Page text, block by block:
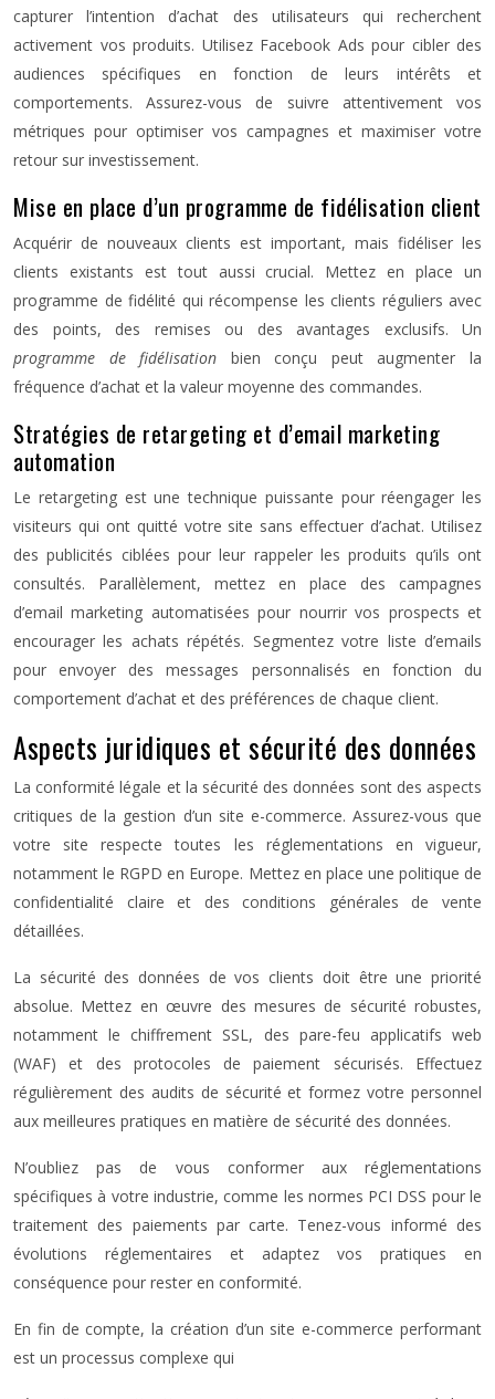
capturer l’intention d’achat des utilisateurs qui recherchent
activement vos produits. Utilisez Facebook Ads pour cibler des
audiences spécifiques en fonction de leurs intérêts et
comportements. Assurez-vous de suivre attentivement vos
métriques pour optimiser vos campagnes et maximiser votre
retour sur investissement.
Mise en place d’un programme de fidélisation client
Acquérir de nouveaux clients est important, mais fidéliser les
clients existants est tout aussi crucial. Mettez en place un
programme de fidélité qui récompense les clients réguliers avec
des points, des remises ou des avantages exclusifs. Un
programme de fidélisation bien conçu peut augmenter la
fréquence d’achat et la valeur moyenne des commandes.
Stratégies de retargeting et d’email marketing
automation
Le retargeting est une technique puissante pour réengager les
visiteurs qui ont quitté votre site sans effectuer d’achat. Utilisez
des publicités ciblées pour leur rappeler les produits qu’ils ont
consultés. Parallèlement, mettez en place des campagnes
d’email marketing automatisées pour nourrir vos prospects et
encourager les achats répétés. Segmentez votre liste d’emails
pour envoyer des messages personnalisés en fonction du
comportement d’achat et des préférences de chaque client.
Aspects juridiques et sécurité des données
La conformité légale et la sécurité des données sont des aspects
critiques de la gestion d’un site e-commerce. Assurez-vous que
votre site respecte toutes les réglementations en vigueur,
notamment le RGPD en Europe. Mettez en place une politique de
confidentialité claire et des conditions générales de vente
détaillées.
La sécurité des données de vos clients doit être une priorité
absolue. Mettez en œuvre des mesures de sécurité robustes,
notamment le chiffrement SSL, des pare-feu applicatifs web
(WAF) et des protocoles de paiement sécurisés. Effectuez
régulièrement des audits de sécurité et formez votre personnel
aux meilleures pratiques en matière de sécurité des données.
N’oubliez pas de vous conformer aux réglementations
spécifiques à votre industrie, comme les normes PCI DSS pour le
traitement des paiements par carte. Tenez-vous informé des
évolutions réglementaires et adaptez vos pratiques en
conséquence pour rester en conformité.
En fin de compte, la création d’un site e-commerce performant
est un processus complexe qui